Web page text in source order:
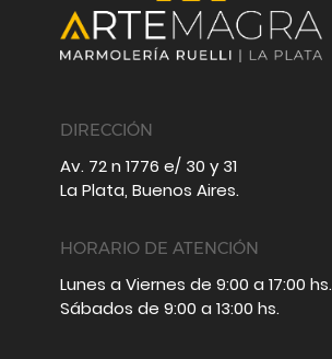
DIRECCIÓN
Av. 72 n 1776 e/ 30 y 31
La Plata, Buenos Aires.
HORARIO DE ATENCIÓN
Lunes a Viernes de 9:00 a 17:00 hs.
Sábados de 9:00 a 13:00 hs.